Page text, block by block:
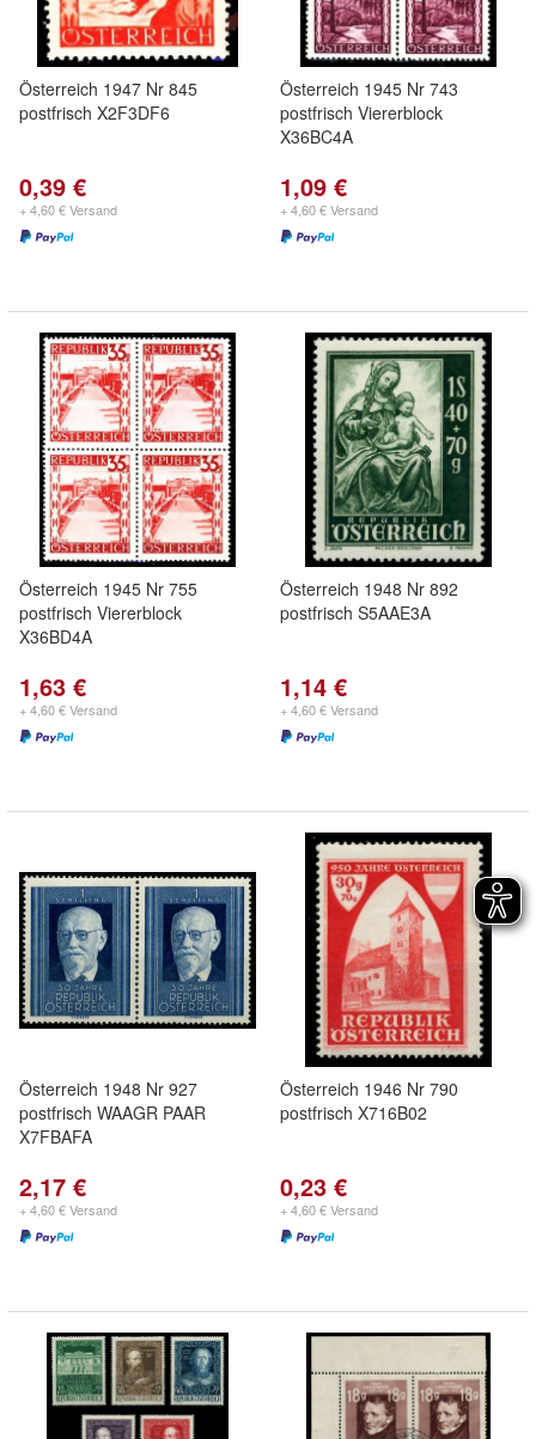
Österreich 1947 Nr 845
postfrisch X2F3DF6
0,39 €
+ 4,60 € Versand
Österreich 1945 Nr 743
postfrisch Viererblock
X36BC4A
1,09 €
+ 4,60 € Versand
Österreich 1945 Nr 755
postfrisch Viererblock
X36BD4A
1,63 €
+ 4,60 € Versand
Österreich 1948 Nr 892
postfrisch S5AAE3A
1,14 €
+ 4,60 € Versand
Österreich 1948 Nr 927
postfrisch WAAGR PAAR
X7FBAFA
2,17 €
+ 4,60 € Versand
Österreich 1946 Nr 790
postfrisch X716B02
0,23 €
+ 4,60 € Versand